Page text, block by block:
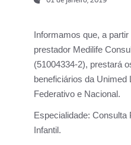
Informamos que, a partir
prestador Medilife
(51004334-2), prestará
beneficiários da Unimed
Federativo e Nacional.
Especialidade: Consulta
Infantil.